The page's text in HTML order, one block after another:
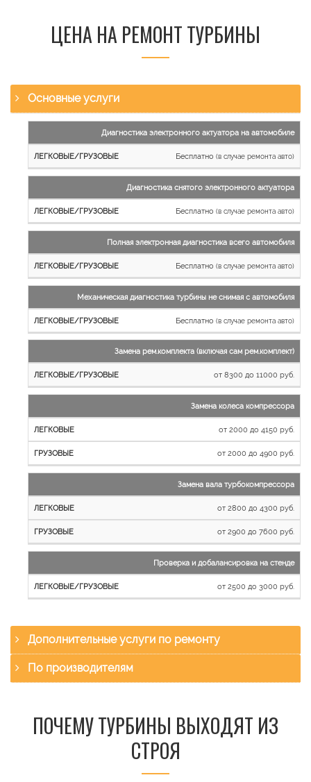
ЦЕНА НА РЕМОНТ ТУРБИНЫ
Основные услуги
работы
Легковые
и
Грузовые
автомобили
Диагностика электронного актуатора на автомобиле
Бесплатно (в случае ремонта авто)
Диагностика снятого электронного актуатора
Бесплатно (в случае ремонта авто)
Полная электронная диагностика всего автомобиля
Бесплатно (в случае ремонта авто)
Механическая диагностика турбины не снимая с автомобиля
Бесплатно (в случае ремонта авто)
Замена рем.комплекта (включая сам рем.комплект)
от 8300 до 11000 руб.
Замена колеса компрессора
от 2000 до 4150 руб.
от 2000 до 4900 руб.
Замена вала турбокомпрессора
от 2800 до 4300 руб.
от 2900 до 7600 руб.
Проверка и добалансировка на стенде
от 2500 до 3000 руб.
Дополнительные услуги по ремонту
По производителям
ПОЧЕМУ ТУРБИНЫ ВЫХОДЯТ ИЗ
СТРОЯ